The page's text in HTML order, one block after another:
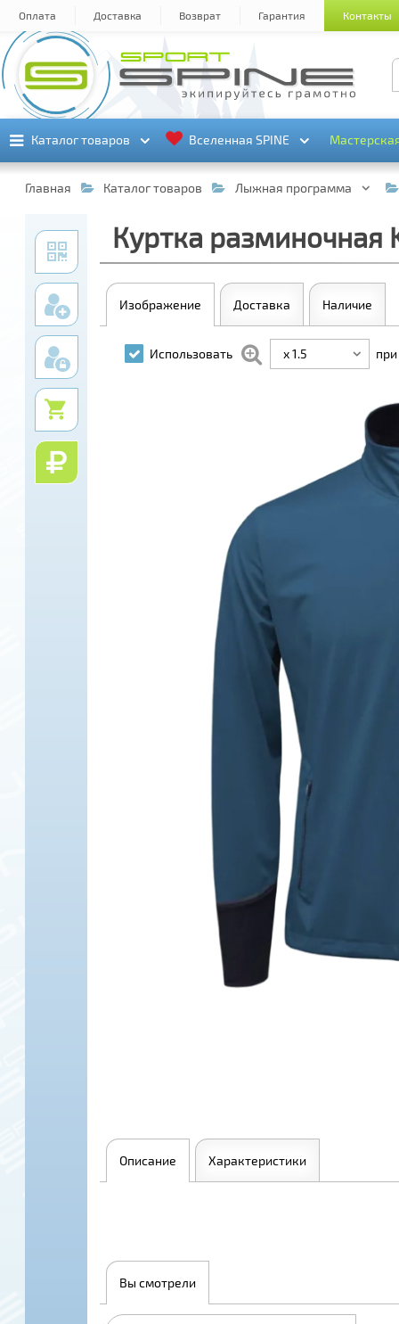
Оплата Доставка Возврат Гарантия Контакты
Каталог товаров
Каталог товаров Вселенная SPINE
Вселенная SPINE
Главная Каталог товаров Лыжная программа
Куртка разминочная
Изображение Доставка Наличие
x 1.5
Использовать
Описание Характеристики
Вы смотрели